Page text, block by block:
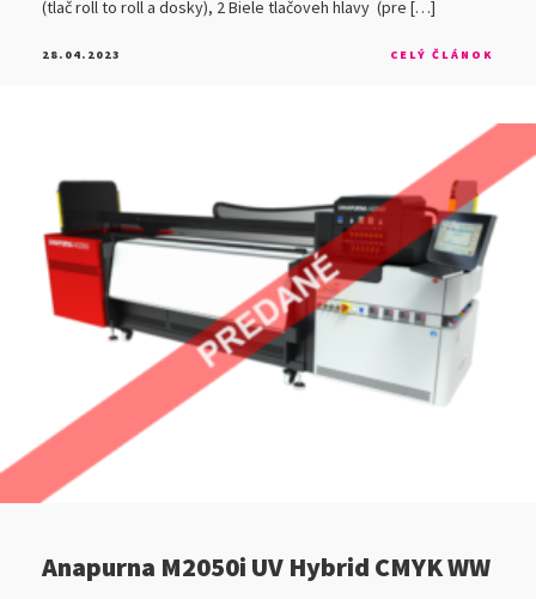
(tlač roll to roll a dosky), 2 Biele tlačoveh hlavy (pre […]
28.04.2023 CELÝ ČLÁNOK
Anapurna M2050i UV Hybrid CMYK WW